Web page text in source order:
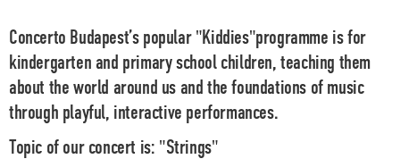
Concerto Budapest’s popular "Kiddies"programme is for
kindergarten and primary school children, teaching them
about the world around us and the foundations of music
through playful, interactive performances.
Topic of our concert is: "Strings"